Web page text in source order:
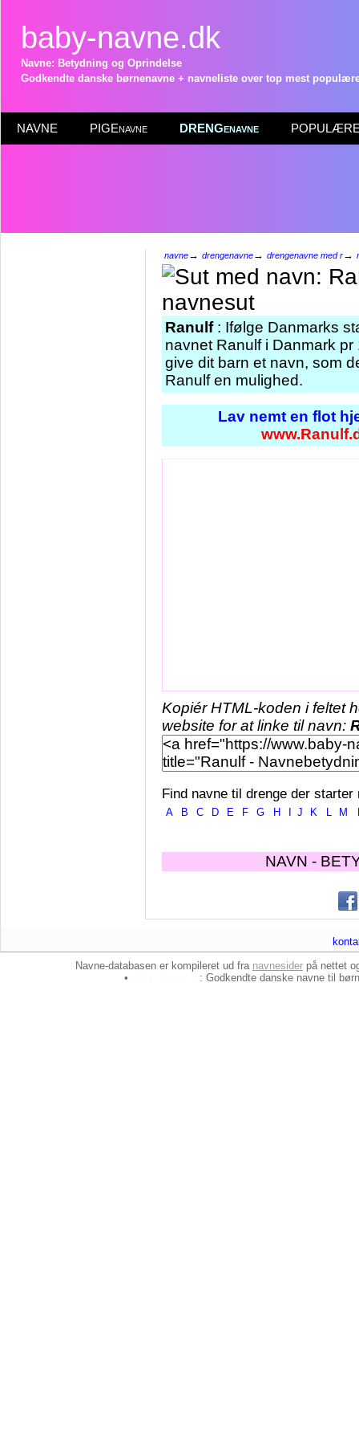
baby-navne.dk
Navne: Betydning og Oprindelse
Godkendte danske børnenavne + navneliste over top mest
NAVNE PIGEnavne DRENGenavne POPULÆRE
navne→ drengenavne→ drengenavne med r→
Ranulf: Ifølge Danmarks
navnet Ranulf i Danmark
give dit barn et navn, som
Ranulf en mulighed.
Lav nemt en flot
Kopiér HTML-koden i feltet
website for at linke til navn:
Find navne til drenge der starter
A B C D E F G H J K L M
NAVN -
Navne-databasen er kompileret ud fra navnesider på nettet
•
: Godkendte danske navne til børn